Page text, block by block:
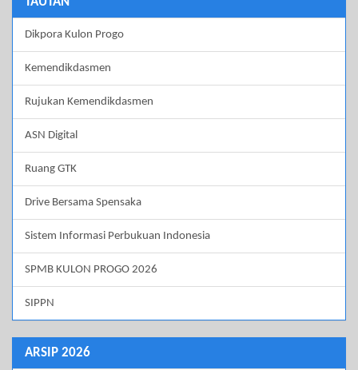
Dikpora Kulon Progo
Kemendikdasmen
Rujukan Kemendikdasmen
ASN Digital
Ruang GTK
Drive Bersama Spensaka
Sistem Informasi Perbukuan Indonesia
SPMB KULON PROGO 2026
SIPPN
ARSIP 2026